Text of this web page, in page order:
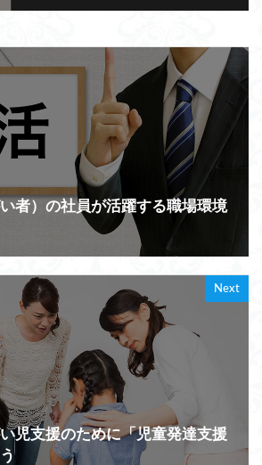
者）の社員が活躍する職場環境
Next
児支援のために「児童発達支援